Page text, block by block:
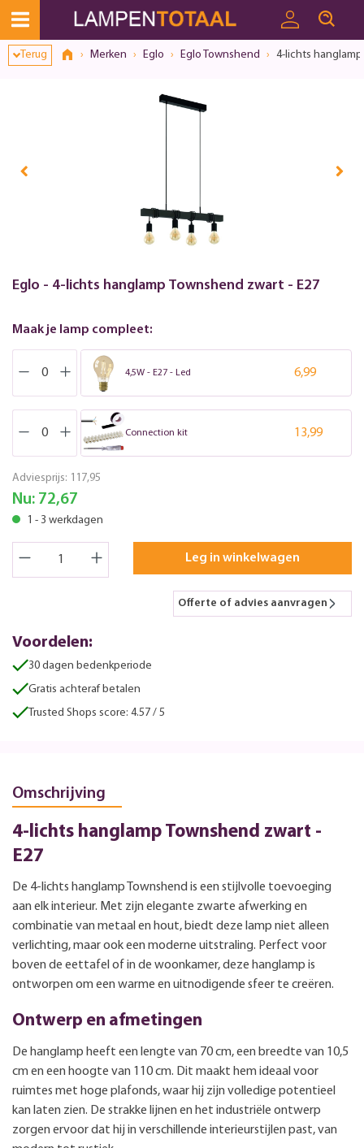
Terug Merken Eglo Eglo Townshend 4-lichts hanglamp
Eglo - 4-lichts hanglamp Townshend zwart - E27
Maak je lamp compleet:
4,5W - E27 - Led 6,99
Connection kit 13,99
Adviesprijs: 117,95
Nu: 72,67
1 - 3 werkdagen
Leg in winkelwagen
Offerte of advies aanvragen
Voordelen:
30 dagen bedenkperiode
Gratis achteraf betalen
Trusted Shops score: 4.57 / 5
Omschrijving
4-lichts hanglamp Townshend zwart -
E27
De 4-lichts hanglamp Townshend is een stijlvolle toevoeging
aan elk interieur. Met zijn elegante zwarte afwerking en
combinatie van metaal en hout, biedt deze lamp niet alleen
verlichting, maar ook een moderne uitstraling. Perfect voor
boven de eettafel of in de woonkamer, deze hanglamp is
ontworpen om een warme en uitnodigende sfeer te creëren.
Ontwerp en afmetingen
De hanglamp heeft een lengte van 70 cm, een breedte van 10,5
cm en een hoogte van 110 cm. Dit maakt hem ideaal voor
ruimtes met hoge plafonds, waar hij zijn volledige potentieel
kan laten zien. De strakke lijnen en het industriële ontwerp
zorgen ervoor dat hij in verschillende interieurstijlen past, van
Toestemmingsvenster geopend